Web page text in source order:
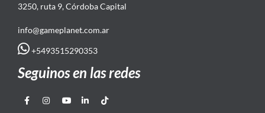
3250, ruta 9, Córdoba Capital
info@gameplanet.com.ar
+5493515290353
Seguinos en las redes